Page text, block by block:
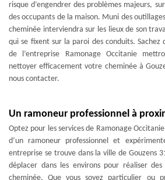
risque d’engendrer des problèmes majeurs,
des occupants de la maison. Muni des
cheminée interviendra sur les lieux de son
qui se fixent sur la paroi des conduits. Sachez
de l’entreprise Ramonage Occitanie
nettoyer efficacement votre cheminée à
nous contacter.
Un ramoneur professionnel à
Optez pour les services de Ramonage
d’un ramoneur professionnel et
entreprise se trouve dans la ville de Gouzens
déplacer dans les environs pour réaliser
cheminée. Que vous soyez particulier ou